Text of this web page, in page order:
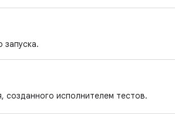
запуска.
созданного исполнителем тестов.